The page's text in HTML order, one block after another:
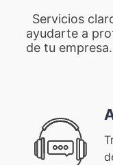
Servicios
ayudarte a
de tu